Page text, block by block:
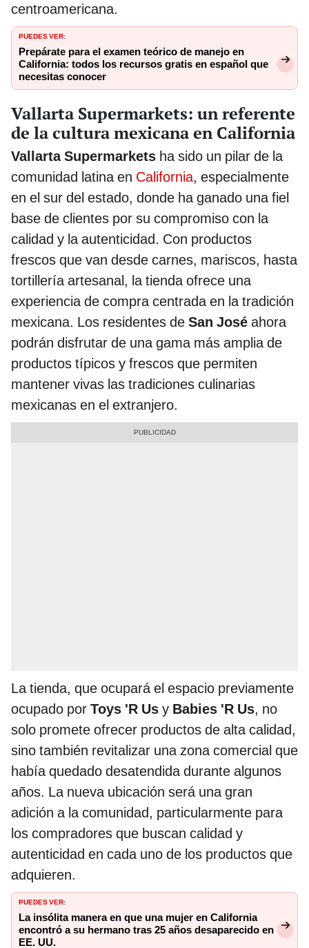
centroamericana.
PUEDES VER:
Prepárate para el examen teórico de manejo en
California: todos los recursos gratis en español que
necesitas conocer
Vallarta Supermarkets: un referente
de la cultura mexicana en California
Vallarta Supermarkets ha sido un pilar de la
comunidad latina en California, especialmente
en el sur del estado, donde ha ganado una fiel
base de clientes por su compromiso con la
calidad y la autenticidad. Con productos
frescos que van desde carnes, mariscos, hasta
tortillería artesanal, la tienda ofrece una
experiencia de compra centrada en la tradición
mexicana. Los residentes de San José ahora
podrán disfrutar de una gama más amplia de
productos típicos y frescos que permiten
mantener vivas las tradiciones culinarias
mexicanas en el extranjero.
La tienda, que ocupará el espacio previamente
ocupado por Toys 'R Us y Babies 'R Us, no
solo promete ofrecer productos de alta calidad,
sino también revitalizar una zona comercial que
había quedado desatendida durante algunos
años. La nueva ubicación será una gran
adición a la comunidad, particularmente para
los compradores que buscan calidad y
autenticidad en cada uno de los productos que
adquieren.
PUEDES VER:
La insólita manera en que una mujer en California
encontró a su hermano tras 25 años desaparecido en
EE. UU.